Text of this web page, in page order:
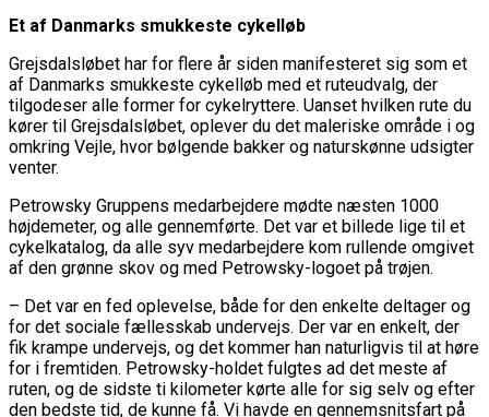
Et af Danmarks smukkeste cykelløb
Grejsdalsløbet har for flere år siden manifesteret sig som et
af Danmarks smukkeste cykelløb med et ruteudvalg, der
tilgodeser alle former for cykelryttere. Uanset hvilken rute du
kører til Grejsdalsløbet, oplever du det maleriske område i og
omkring Vejle, hvor bølgende bakker og naturskønne udsigter
venter.
Petrowsky Gruppens medarbejdere mødte næsten 1000
højdemeter, og alle gennemførte. Det var et billede lige til et
cykelkatalog, da alle syv medarbejdere kom rullende omgivet
af den grønne skov og med Petrowsky-logoet på trøjen.
– Det var en fed oplevelse, både for den enkelte deltager og
for det sociale fællesskab undervejs. Der var en enkelt, der
fik krampe undervejs, og det kommer han naturligvis til at høre
for i fremtiden. Petrowsky-holdet fulgtes ad det meste af
ruten, og de sidste ti kilometer kørte alle for sig selv og efter
den bedste tid, de kunne få. Vi havde en gennemsnitsfart på